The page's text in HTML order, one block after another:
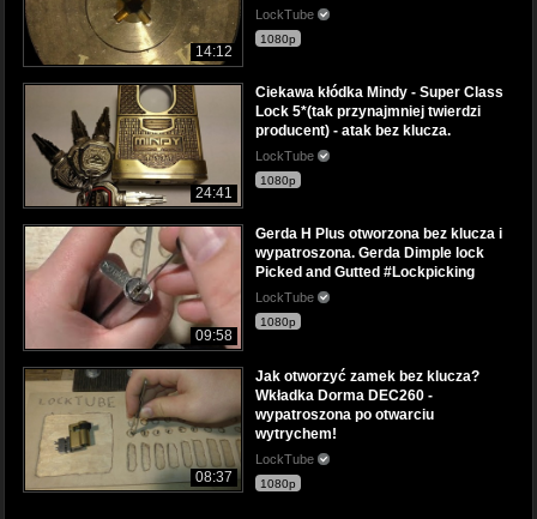
14:12
LockTube
1080p
24:41
Ciekawa kłódka Mindy - Super Class
Lock 5*(tak przynajmniej twierdzi
producent) - atak bez klucza.
LockTube
1080p
09:58
Gerda H Plus otworzona bez klucza i
wypatroszona. Gerda Dimple lock
Picked and Gutted #Lockpicking
LockTube
1080p
08:37
Jak otworzyć zamek bez klucza?
Wkładka Dorma DEC260 -
wypatroszona po otwarciu
wytrychem!
LockTube
1080p